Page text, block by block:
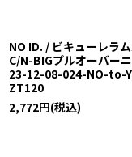
NO ID. / ビキューレラ
C/N-BIGプルオーバー
23-12-08-024-NO-to-
ZT120
2,772円(税込)